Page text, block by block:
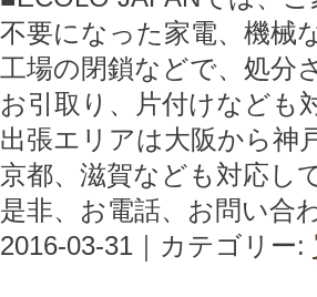
不要になった家電、機械
工場の閉鎖などで、処分
お引取り、片付けなども
出張エリアは大阪から神
京都、滋賀なども対応し
是非、お電話、お問い合
2016-03-31｜カテゴリー: